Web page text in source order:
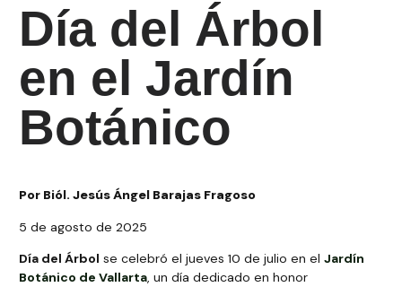
Día del Árbol
en el Jardín
Botánico
Por Biól. Jesús Ángel Barajas Fragoso
5 de agosto de 2025
Día del Árbol se celebró el jueves 10 de julio en elJardín
Botánico de Vallarta, un día dedicado en honor